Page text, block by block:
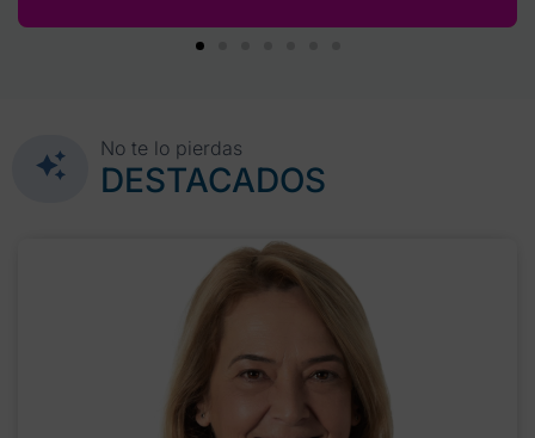
No te lo pierdas
DESTACADOS